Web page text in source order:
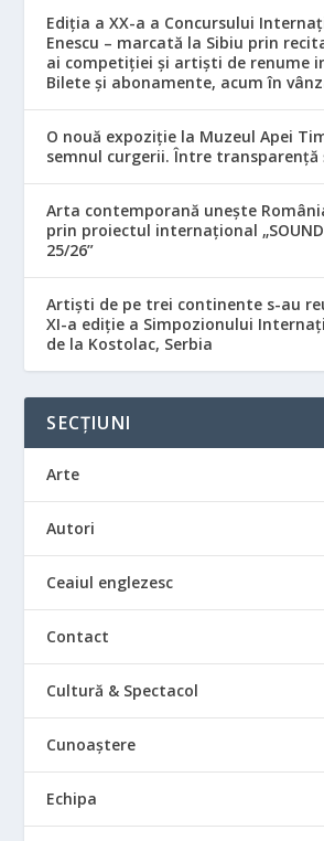
Ediția a XX-a a Concursului
Enescu – marcată la Sibiu prin
ai competiției și artiști de renume
Bilete și abonamente, acum în
O nouă expoziție la Muzeul Apei
semnul curgerii. Între transparență
Arta contemporană unește
prin proiectul internațional „SOUND
25/26”
Artiști de pe trei continente s-au
XI-a ediție a Simpozionului
de la Kostolac, Serbia
SECȚIUNI
Arte
Autori
Ceaiul englezesc
Contact
Cultură & Spectacol
Cunoaștere
Echipa